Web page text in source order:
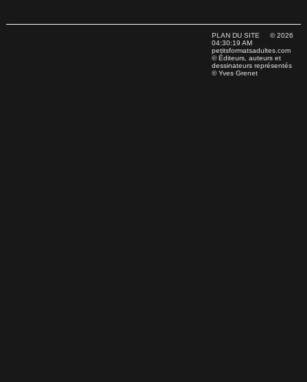
PLAN DU SITE © 2026
04:30:19 AM
petitsformatsadultes.com
© Éditeurs, auteurs et
dessinateurs représentés
© Yves Grenet